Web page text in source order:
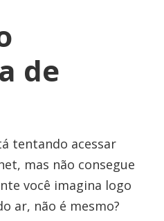
de
tentando acessar
mas não consegue
você imagina logo
ar, não é mesmo?